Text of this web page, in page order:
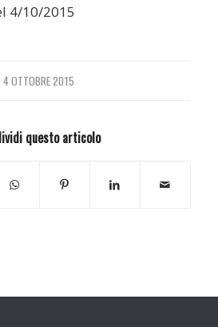
4/10/2015
4 OTTOBRE 2015
questo articolo